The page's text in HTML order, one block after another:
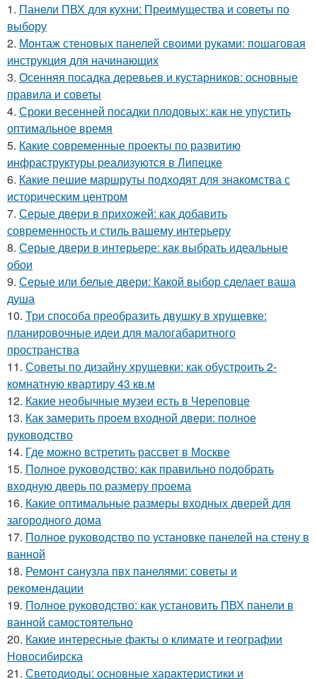
1. Панели ПВХ для кухни: Преимущества и советы по
выбору
2. Монтаж стеновых панелей своими руками: пошаговая
инструкция для начинающих
3. Осенняя посадка деревьев и кустарников: основные
правила и советы
4. Сроки весенней посадки плодовых: как не упустить
оптимальное время
5. Какие современные проекты по развитию
инфраструктуры реализуются в Липецке
6. Какие пешие маршруты подходят для знакомства с
историческим центром
7. Серые двери в прихожей: как добавить
современность и стиль вашему интерьеру
8. Серые двери в интерьере: как выбрать идеальные
обои
9. Серые или белые двери: Какой выбор сделает ваша
душа
10. Три способа преобразить двушку в хрущевке:
планировочные идеи для малогабаритного
пространства
11. Советы по дизайну хрущевки: как обустроить 2-
комнатную квартиру 43 кв.м
12. Какие необычные музеи есть в Череповце
13. Как замерить проем входной двери: полное
руководство
14. Где можно встретить рассвет в Москве
15. Полное руководство: как правильно подобрать
входную дверь по размеру проема
16. Какие оптимальные размеры входных дверей для
загородного дома
17. Полное руководство по установке панелей на стену в
ванной
18. Ремонт санузла пвх панелями: советы и
рекомендации
19. Полное руководство: как установить ПВХ панели в
ванной самостоятельно
20. Какие интересные факты о климате и географии
Новосибирска
21. Светодиоды: основные характеристики и